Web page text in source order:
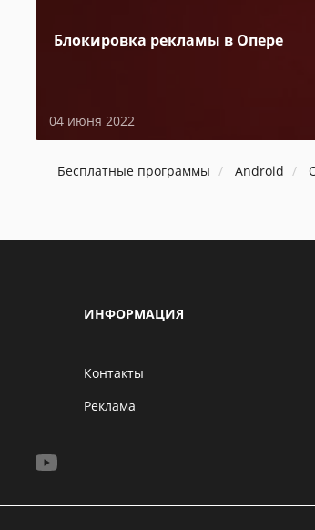
Блокировка рекламы в Опере
04 июня 2022
Бесплатные программы Android
ИНФОРМАЦИЯ
Контакты
Реклама